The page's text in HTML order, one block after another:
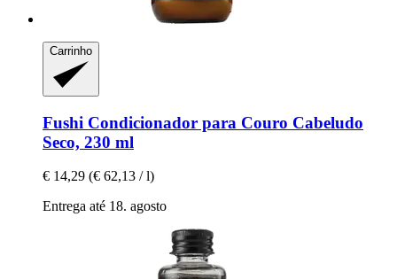
Carrinho
Fushi Condicionador para Couro Cabeludo
Seco, 230 ml
€ 14,29 (€ 62,13 / l)
Entrega até 18. agosto